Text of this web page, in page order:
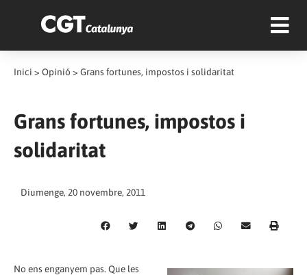
Inici > Opinió > Grans fortunes, impostos i solidaritat
Grans fortunes, impostos i
solidaritat
Diumenge, 20 novembre, 2011
No ens enganyem pas. Que les